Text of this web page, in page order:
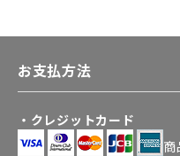
お支払方法
・クレジットカード
商